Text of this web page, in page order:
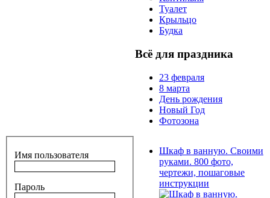
Туалет
Крыльцо
Будка
Всё для праздника
23 февраля
8 марта
День рождения
Новый Год
Фотозона
Имя пользователя
Пароль
Шкаф в ванную. Своими
руками. 800 фото,
чертежи, пошаговые
инструкции